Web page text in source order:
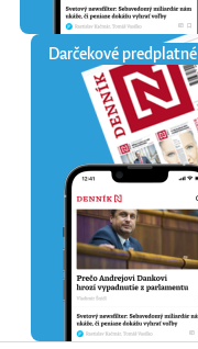
Darčekové predplatné